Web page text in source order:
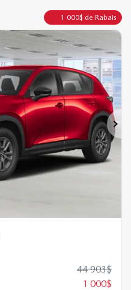
1 000$ de Rabais
44 903$
1 000$